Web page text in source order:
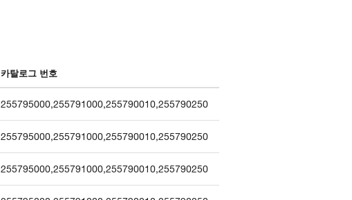
카탈로그 번호
255795000,255791000,255790010,255790250
255795000,255791000,255790010,255790250
255795000,255791000,255790010,255790250